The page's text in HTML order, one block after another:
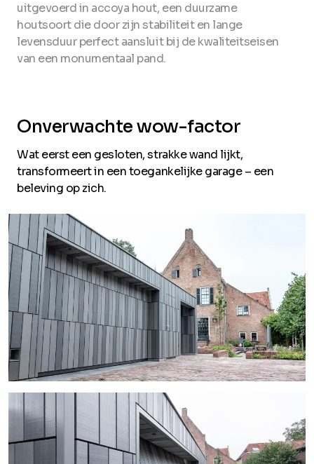
uitgevoerd in accoya hout, een duurzame
houtsoort die door zijn stabiliteit en lange
levensduur perfect aansluit bij de kwaliteitseisen
van een monumentaal pand.
Onverwachte wow-factor
Wat eerst een gesloten, strakke wand lijkt,
transformeert in een toegankelijke garage – een
beleving op zich.